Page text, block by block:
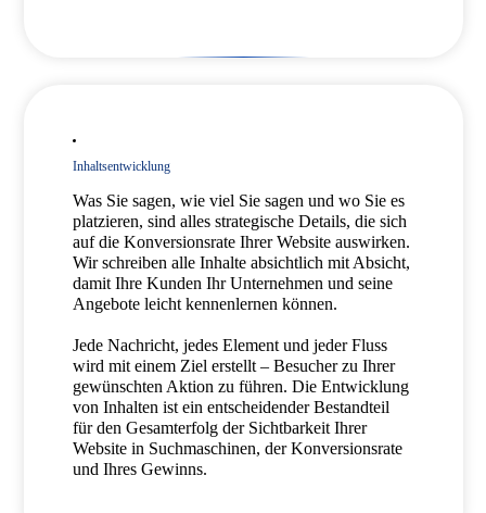
Inhaltsentwicklung
Was Sie sagen, wie viel Sie sagen und wo Sie es
platzieren, sind alles strategische Details, die sich
auf die Konversionsrate Ihrer Website auswirken.
Wir schreiben alle Inhalte absichtlich mit Absicht,
damit Ihre Kunden Ihr Unternehmen und seine
Angebote leicht kennenlernen können.
Jede Nachricht, jedes Element und jeder Fluss
wird mit einem Ziel erstellt – Besucher zu Ihrer
gewünschten Aktion zu führen. Die Entwicklung
von Inhalten ist ein entscheidender Bestandteil
für den Gesamterfolg der Sichtbarkeit Ihrer
Website in Suchmaschinen, der Konversionsrate
und Ihres Gewinns.